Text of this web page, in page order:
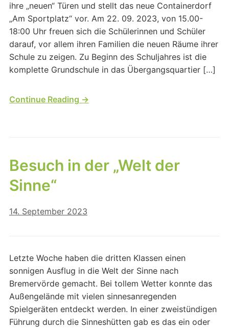
ihre „neuen“ Türen und stellt das neue Containerdorf
„Am Sportplatz“ vor. Am 22. 09. 2023, von 15.00-
18:00 Uhr freuen sich die Schülerinnen und Schüler
darauf, vor allem ihren Familien die neuen Räume ihrer
Schule zu zeigen. Zu Beginn des Schuljahres ist die
komplette Grundschule in das Übergangsquartier […]
Continue Reading →
Besuch in der „Welt der
Sinne“
14. September 2023
Letzte Woche haben die dritten Klassen einen
sonnigen Ausflug in die Welt der Sinne nach
Bremervörde gemacht. Bei tollem Wetter konnte das
Außengelände mit vielen sinnesanregenden
Spielgeräten entdeckt werden. In einer zweistündigen
Führung durch die Sinneshütten gab es das ein oder